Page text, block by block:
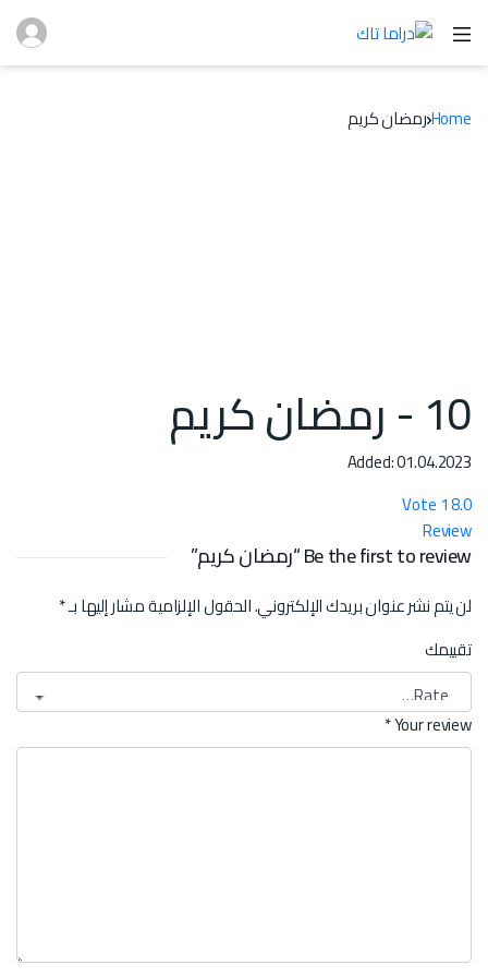
Homeرمضان كريم
10 - رمضان كريم
Added: 01.04.2023
8.0
1
Review
Be the first to review “رمضان كريم”
لن يتم نشر عنوان بريدك الإلكتروني.الحقول الإلزامية مشار إليها بـ*
تقييمك
Your review
*